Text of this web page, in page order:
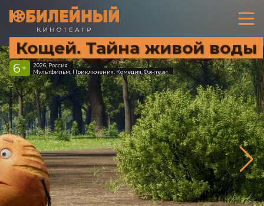
Кощей. Тайна живой воды
6 +
2026, Россия
Мультфильм, Приключения, Комедия, Фэнтези